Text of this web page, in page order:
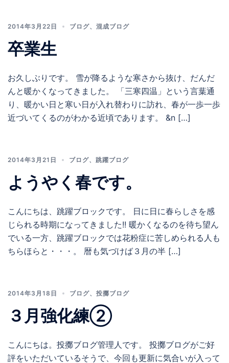
2014年3月22日 ブログ、 混成ブログ
卒業生
お久しぶりです。 雪が降るような寒さから抜け、だんだ
んと暖かくなってきました。 「三寒四温」という言葉通
り、暖かい日と寒い日が入れ替わりに訪れ、春が一歩一歩
近づいてくるのがわかる近頃であります。 &n […]
2014年3月21日 ブログ、 跳躍ブログ
ようやく春です。
こんにちは、跳躍ブロックです。 日に日に春らしさを感
じられる時期になってきました!! 暖かくなるのを待ち望ん
でいる一方、跳躍ブロックでは花粉症に苦しめられる人も
ちらほらと・・・。 暦も気づけば３月の半 […]
2014年3月18日 ブログ、 投擲ブログ
３月強化練②
こんにちは。投擲ブログ管理人です。 投擲ブログがご好
評をいただいているそうで、今回も更新に気合いが入って